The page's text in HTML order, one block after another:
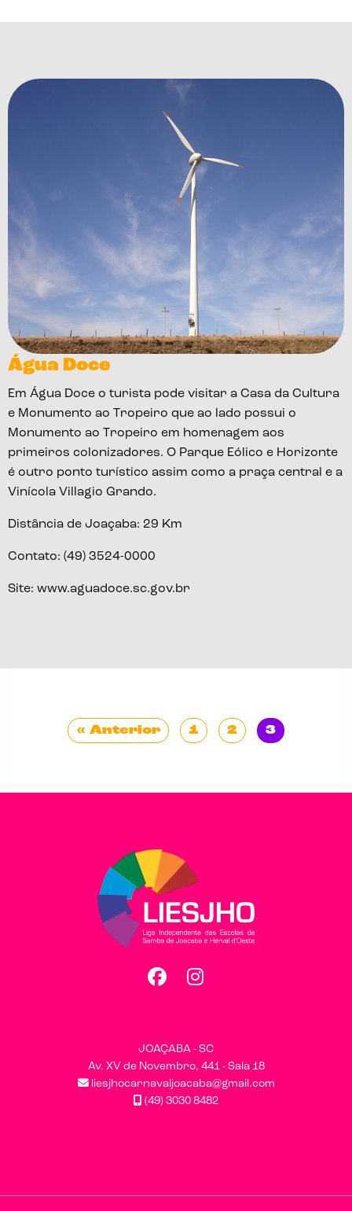
Água Doce
Em Água Doce o turista pode visitar a Casa da Cultura
e Monumento ao Tropeiro que ao lado possui o
Monumento ao Tropeiro em homenagem aos
primeiros colonizadores. O Parque Eólico e Horizonte
é outro ponto turístico assim como a praça central e a
Vinícola Villagio Grando.
Distância de Joaçaba: 29 Km
Contato: (49) 3524-0000
Site: www.aguadoce.sc.gov.br
« Anterior 1 2 3
Instagram
JOAÇABA - SC
Av. XV de Novembro, 441 - Sala 18
liesjhocarnavaljoacaba@gmail.com
(49) 3030 8482